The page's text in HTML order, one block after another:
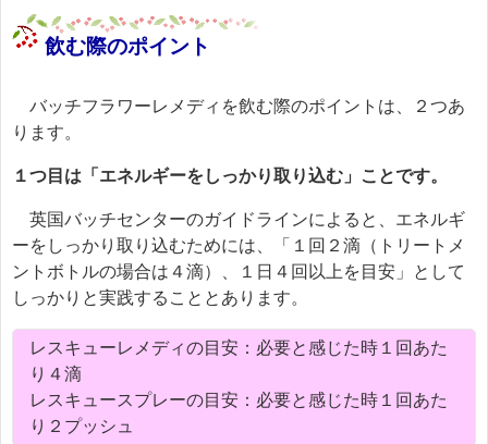
飲む際のポイント
バッチフラワーレメディを飲む際のポイントは、２つあ
ります。
１つ目は「エネルギーをしっかり取り込む」ことです。
英国バッチセンターのガイドラインによると、エネルギ
ーをしっかり取り込むためには、「１回２滴（トリートメ
ントボトルの場合は４滴）、１日４回以上を目安」として
しっかりと実践することとあります。
レスキューレメディの目安：必要と感じた時１回あた
り４滴
レスキュースプレーの目安：必要と感じた時１回あた
り２プッシュ